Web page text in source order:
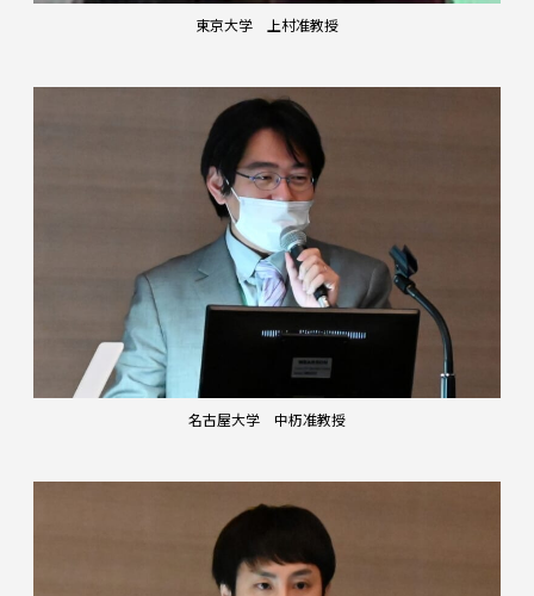
東京大学 上村准教授
名古屋大学 中杤准教授